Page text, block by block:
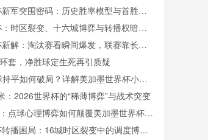
军突围密码：历史胜率模型与首胜触
时区裂变、十六城博弈与转播权暗战
序
解：淘汰赛看瞬间爆发，联赛靠长线
套，净胜球定生死再引质疑
持平如何破局？详解美加墨世界杯小组
：2026世界杯的“稀薄博弈”与战术突变
点球心理博弈如何颠覆美加墨世界杯门
播困局：16城时区裂变中的调度博弈